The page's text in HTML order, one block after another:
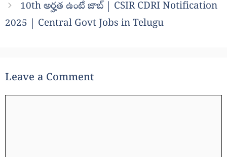
10th అర్హత ఉంటే జాబ్ | CSIR CDRI Notification
2025 | Central Govt Jobs in Telugu
Leave a Comment